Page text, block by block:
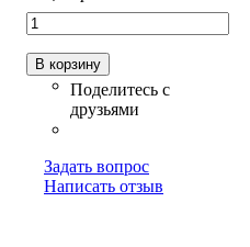
В корзину
Задать вопрос
Написать отзыв